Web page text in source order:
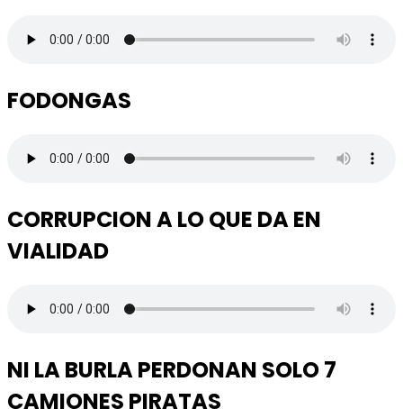
FODONGAS
CORRUPCION A LO QUE DA EN
VIALIDAD
NI LA BURLA PERDONAN SOLO 7
CAMIONES PIRATAS